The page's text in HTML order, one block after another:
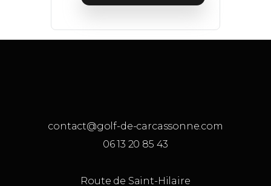
contact@golf-de-carcassonne.com
06 13 20 85 43
Route de Saint-Hilaire